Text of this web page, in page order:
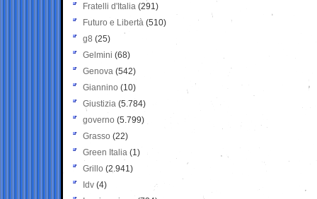
Fratelli d'Italia (291)
Futuro e Libertà (510)
g8 (25)
Gelmini (68)
Genova (542)
Giannino (10)
Giustizia (5.784)
governo (5.799)
Grasso (22)
Green Italia (1)
Grillo (2.941)
Idv (4)